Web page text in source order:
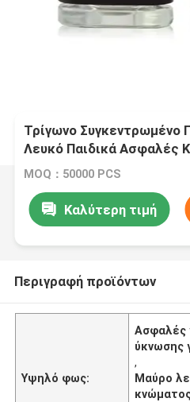
Τρίγωνο Συγκεντρωμένο
Λευκό Παιδικά Ασφαλές
MOQ：50000 PCS
Καλύτερη τιμή
Περιγραφή προϊόντων
Υψηλό φως:
Ασφαλές
ύκνωσης
,
Μαύρο